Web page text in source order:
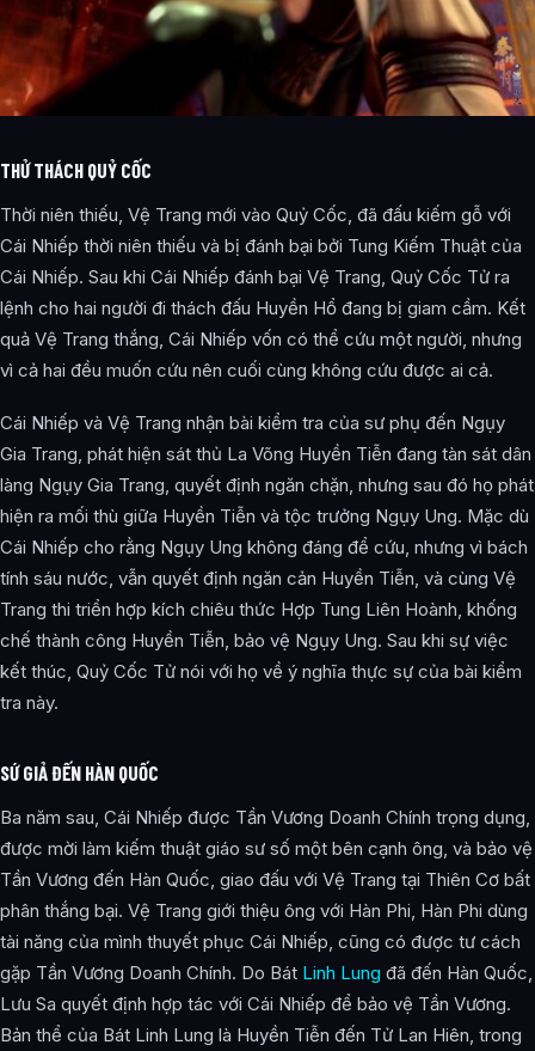
THỬ THÁCH QUỶ CỐC
Thời niên thiếu, Vệ Trang mới vào Quỷ Cốc, đã đấu kiếm gỗ với
Cái Nhiếp thời niên thiếu và bị đánh bại bởi Tung Kiếm Thuật của
Cái Nhiếp. Sau khi Cái Nhiếp đánh bại Vệ Trang, Quỷ Cốc Tử ra
lệnh cho hai người đi thách đấu Huyền Hổ đang bị giam cầm. Kết
quả Vệ Trang thắng, Cái Nhiếp vốn có thể cứu một người, nhưng
vì cả hai đều muốn cứu nên cuối cùng không cứu được ai cả.
Cái Nhiếp và Vệ Trang nhận bài kiểm tra của sư phụ đến Ngụy
Gia Trang, phát hiện sát thủ La Võng Huyền Tiễn đang tàn sát dân
làng Ngụy Gia Trang, quyết định ngăn chặn, nhưng sau đó họ phát
hiện ra mối thù giữa Huyền Tiễn và tộc trưởng Ngụy Ung. Mặc dù
Cái Nhiếp cho rằng Ngụy Ung không đáng để cứu, nhưng vì bách
tính sáu nước, vẫn quyết định ngăn cản Huyền Tiễn, và cùng Vệ
Trang thi triển hợp kích chiêu thức Hợp Tung Liên Hoành, khống
chế thành công Huyền Tiễn, bảo vệ Ngụy Ung. Sau khi sự việc
kết thúc, Quỷ Cốc Tử nói với họ về ý nghĩa thực sự của bài kiểm
tra này.
SỨ GIẢ ĐẾN HÀN QUỐC
Ba năm sau, Cái Nhiếp được Tần Vương Doanh Chính trọng dụng,
được mời làm kiếm thuật giáo sư số một bên cạnh ông, và bảo vệ
Tần Vương đến Hàn Quốc, giao đấu với Vệ Trang tại Thiên Cơ bất
phân thắng bại. Vệ Trang giới thiệu ông với Hàn Phi, Hàn Phi dùng
tài năng của mình thuyết phục Cái Nhiếp, cũng có được tư cách
gặp Tần Vương Doanh Chính. Do Bát Linh Lung đã đến Hàn Quốc,
Lưu Sa quyết định hợp tác với Cái Nhiếp để bảo vệ Tần Vương.
Bản thể của Bát Linh Lung là Huyền Tiễn đến Tử Lan Hiên, trong